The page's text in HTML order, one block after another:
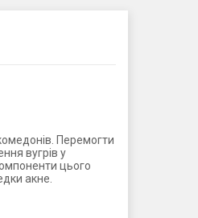
Перемогти
вугрів у
цього
акне.